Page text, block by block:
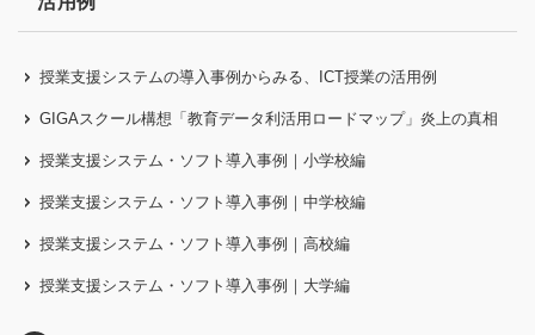
授業支援システムの導入事例からみる、ICT授業の活用例
GIGAスクール構想「教育データ利活用ロードマップ」炎上の真相
授業支援システム・ソフト導入事例｜小学校編
授業支援システム・ソフト導入事例｜中学校編
授業支援システム・ソフト導入事例｜高校編
授業支援システム・ソフト導入事例｜大学編